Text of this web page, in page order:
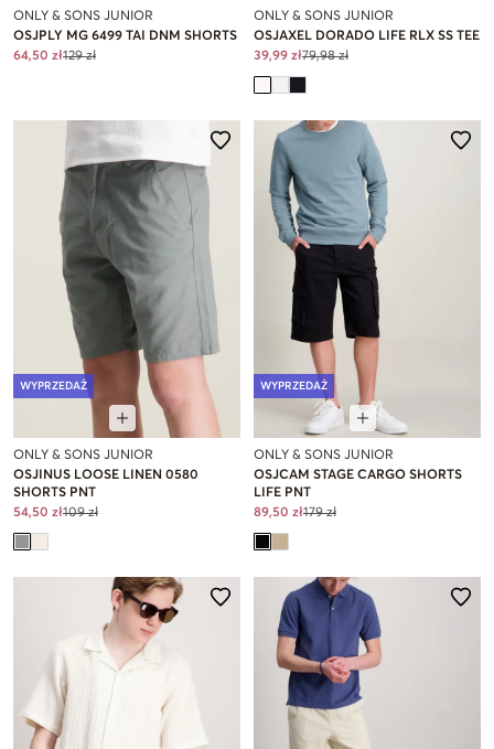
ONLY & SONS JUNIOR
OSJPLY MG 6499 TAI DNM SHORTS
64,50 zł129 zł
ONLY & SONS JUNIOR
OSJAXEL DORADO LIFE RLX SS TEE
39,99 zł79,98 zł
WYPRZEDAŻ
ONLY & SONS JUNIOR
OSJINUS LOOSE LINEN 0580
SHORTS PNT
54,50 zł109 zł
WYPRZEDAŻ
ONLY & SONS JUNIOR
OSJCAM STAGE CARGO SHORTS
LIFE PNT
89,50 zł179 zł